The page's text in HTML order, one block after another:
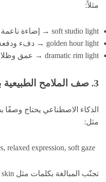
مثلاً:
soft studio light → إضاءة ناعمة وموزونة
golden hour light → دفء ودفعة عاطفية
dramatic rim light → عمق وظلال قوية
3. صف الملامح الطبيعية بصدق
الذكاء الاصطناعي يحتاج وصفًا
مثل:
relaxed expression, soft gaze